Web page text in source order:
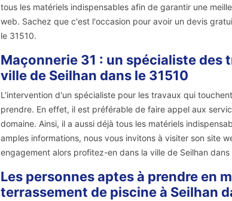
tous les matériels indispensables afin de garantir une
web. Sachez que c'est l'occasion pour avoir un devis
le 31510.
Maçonnerie 31 : un spécialiste des
ville de Seilhan dans le 31510
L'intervention d'un spécialiste pour les travaux qui
prendre. En effet, il est préférable de faire appel aux
domaine. Ainsi, il a aussi déjà tous les matériels
amples informations, nous vous invitons à visiter son site
engagement alors profitez-en dans la ville de Seilhan dans
Les personnes aptes à prendre en
terrassement de piscine à Seilhan